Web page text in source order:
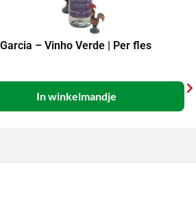
– Vinho Verde | Per fles
In winkelmandje